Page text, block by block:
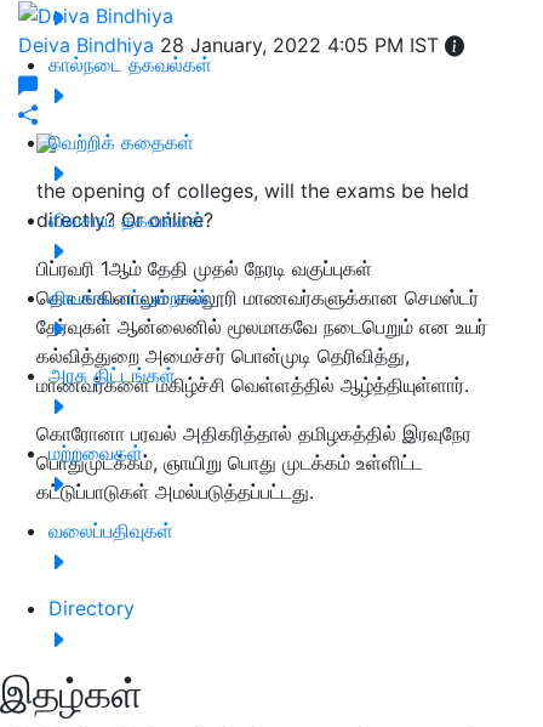
கால்நடை தகவல்கள்
வெற்றிக் கதைகள்
விவசாய தகவல்கள்
விவசாய பட்டறைகள்
அரசு திட்டங்கள்
மற்றவைகள்
வலைப்பதிவுகள்
Directory
இதழ்கள்
Deiva Bindhiya 28 January, 2022 4:05 PM IST
the opening of colleges, will the exams be held
directly? Or online?
பிப்ரவரி 1ஆம் தேதி முதல் நேரடி வகுப்புகள்
தொடங்கினாலும் கல்லூரி மாணவர்களுக்கான செமஸ்டர்
தேர்வுகள் ஆன்லைனில் மூலமாகவே நடைபெறும் என உயர்
கல்வித்துறை அமைச்சர் பொன்முடி தெரிவித்து,
மாணவர்களை மகிழ்ச்சி வெள்ளத்தில் ஆழ்த்தியுள்ளார்.
கொரோனா பரவல் அதிகரித்தால் தமிழகத்தில் இரவுநேர
பொதுமுடக்கம், ஞாயிறு பொது முடக்கம் உள்ளிட்ட
கட்டுப்பாடுகள் அமல்படுத்தப்பட்டது.